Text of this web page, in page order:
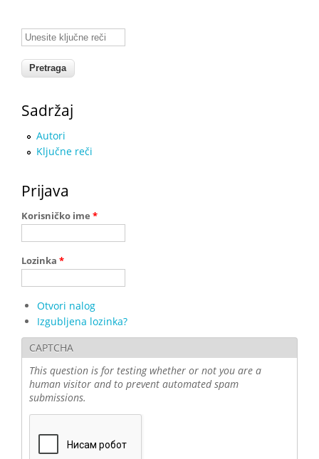
Unesite ključne reči
Sadržaj
Autori
Ključne reči
Prijava
Korisničko ime *
Lozinka *
Otvori nalog
Izgubljena lozinka?
CAPTCHA
This question is for testing whether or not you are a
human visitor and to prevent automated spam
submissions.